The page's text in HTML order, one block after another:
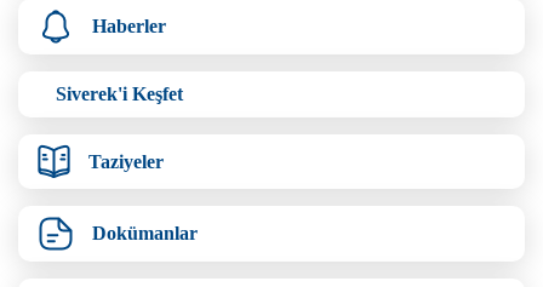
Haberler
Siverek'i Keşfet
Taziyeler
Dokümanlar